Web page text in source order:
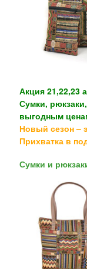
Акция 21,22,23
Сумки,
выгодным
Новый сезон –
Прихватка в
Сумки и